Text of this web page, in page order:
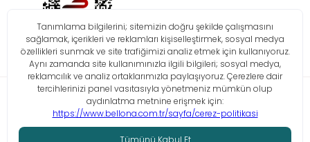
Bilgi Toplumu Hizmetleri KVKK Çerez Politikası İşlem Rehberi